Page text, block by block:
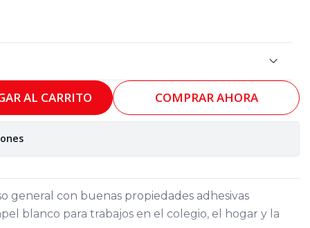
AL CARRITO COMPRAR AHORA
general con buenas propiedades adhesivas
blanco para trabajos en el colegio, el hogar y la